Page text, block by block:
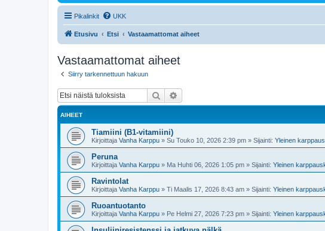
Pikalinkit UKK
Etusivu Etsi Vastaamattomat aiheet
Vastaamattomat aiheet
Siirry tarkennettuun hakuun
Etsi
AIHEET
Tiamiini (B1-vitamiini)
Kirjoittaja Vanha Karppu » Su Touko 10, 2026 2:39 pm » Sijainti: Yleinen
Peruna
Kirjoittaja Vanha Karppu » Ma Huhti 06, 2026 1:05 pm » Sijainti: Yleinen
Ravintolat
Kirjoittaja Vanha Karppu » Ti Maalis 17, 2026 8:43 am » Sijainti: Yleinen
Ruoantuotanto
Kirjoittaja Vanha Karppu » Pe Helmi 27, 2026 7:23 pm » Sijainti: Yleinen